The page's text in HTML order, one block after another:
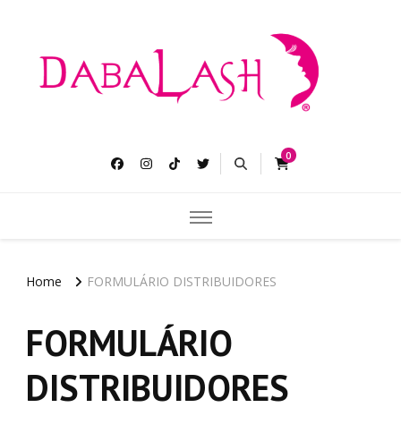
Dabalash
Pestañas más largas gruesas y abundantes.
0
Home FORMULÁRIO DISTRIBUIDORES
FORMULÁRIO
DISTRIBUIDORES